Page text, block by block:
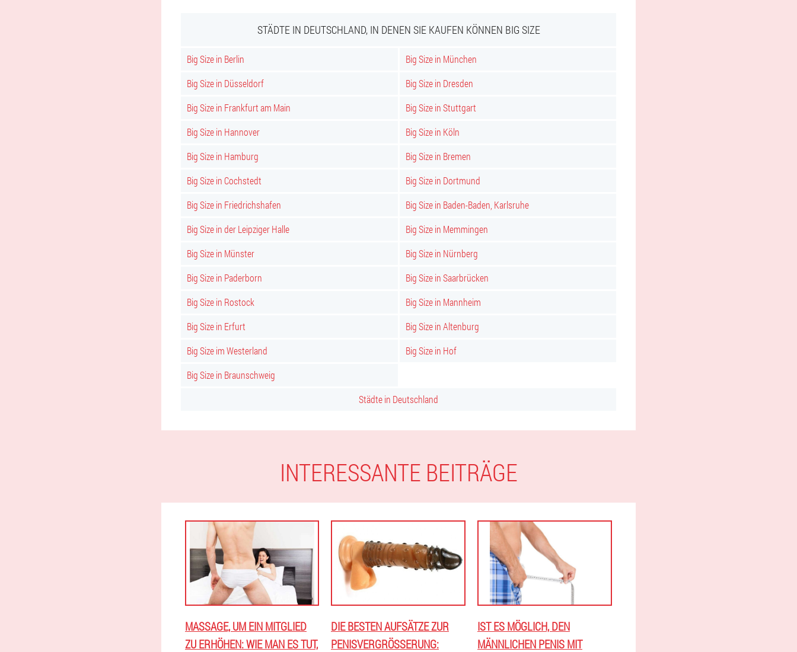
STÄDTE IN DEUTSCHLAND, IN DENEN SIE KAUFEN KÖNNEN BIG SIZE
Big Size in Berlin
Big Size in München
Big Size in Düsseldorf
Big Size in Dresden
Big Size in Frankfurt am Main
Big Size in Stuttgart
Big Size in Hannover
Big Size in Köln
Big Size in Hamburg
Big Size in Bremen
Big Size in Cochstedt
Big Size in Dortmund
Big Size in Friedrichshafen
Big Size in Baden-Baden, Karlsruhe
Big Size in der Leipziger Halle
Big Size in Memmingen
Big Size in Münster
Big Size in Nürnberg
Big Size in Paderborn
Big Size in Saarbrücken
Big Size in Rostock
Big Size in Mannheim
Big Size in Erfurt
Big Size in Altenburg
Big Size im Westerland
Big Size in Hof
Big Size in Braunschweig
Städte in Deutschland
INTERESSANTE BEITRÄGE
MASSAGE, UM EIN MITGLIED
ZU ERHÖHEN: WIE MAN ES TUT,
DIE BESTEN AUFSÄTZE ZUR
PENISVERGRÖSSERUNG: Ü
IST ES MÖGLICH, DEN
MÄNNLICHEN PENIS MIT